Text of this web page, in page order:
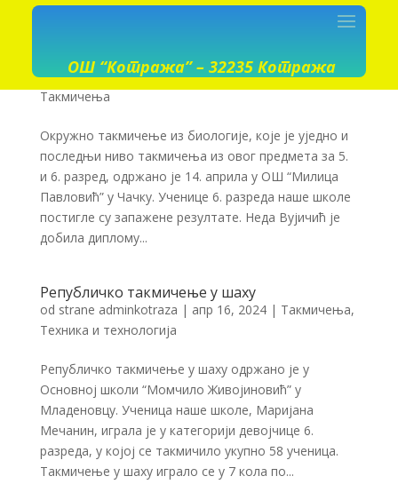
ОШ “Котража” – 32235 Котража
Окружно такмичење из Биологије
od straneadminkotraza|апр 16, 2024|Биологија,
Такмичења
Окружно такмичење из биологије, које је уједно и
последњи ниво такмичења из овог предмета за 5.
и 6. разред, одржано је 14. априла у ОШ “Милица
Павловић” у Чачку. Ученице 6. разреда наше школе
постигле су запажене резултате. Неда Вујичић је
добила диплому...
Републичко такмичење у шаху
od strane adminkotraza | апр 16, 2024| Такмичења,
Техника и технологија
Републичко такмичење у шаху одржано је у
Основној школи “Момчило Живојиновић” у
Младеновцу. Ученица наше школе, Маријана
Мечанин, играла је у категорији девојчице 6.
разреда, у којој се такмичило укупно 58 ученица.
Такмичење у шаху играло се у 7 кола по...